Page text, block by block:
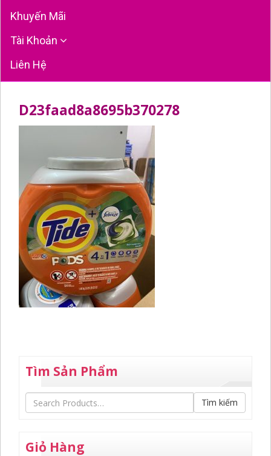
Khuyến Mãi
Tài Khoản
Liên Hệ
D23faad8a8695b370278
Tìm Sản Phẩm
Tìm kiếm
Giỏ Hàng